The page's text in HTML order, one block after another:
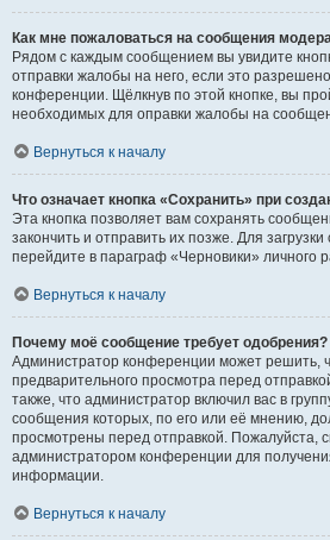
Как мне пожаловаться на сообщения
Рядом с каждым сообщением вы увидите
отправки жалобы на него, если это
конференции. Щёлкнув по этой кнопке, вы
необходимых для оправки жалобы на
Вернуться к началу
Что означает кнопка «Сохранить» при
Эта кнопка позволяет вам сохранять
закончить и отправить их позже. Для
перейдите в параграф «Черновики» личного
Вернуться к началу
Почему моё сообщение требует одобрения?
Администратор конференции может решить,
предварительного просмотра перед
также, что администратор включил вас в
сообщения которых, по его или её мнению,
просмотрены перед отправкой. Пожалуйста,
администратором конференции для
информации.
Вернуться к началу